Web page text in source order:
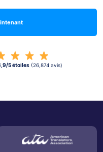
5 étoiles (26,874 avis)